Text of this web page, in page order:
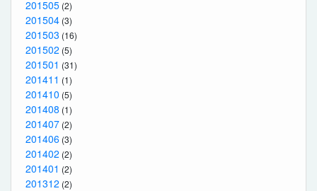
201505 (2)
201504 (3)
201503 (16)
201502 (5)
201501 (31)
201411 (1)
201410 (5)
201408 (1)
201407 (2)
201406 (3)
201402 (2)
201401 (2)
201312 (2)